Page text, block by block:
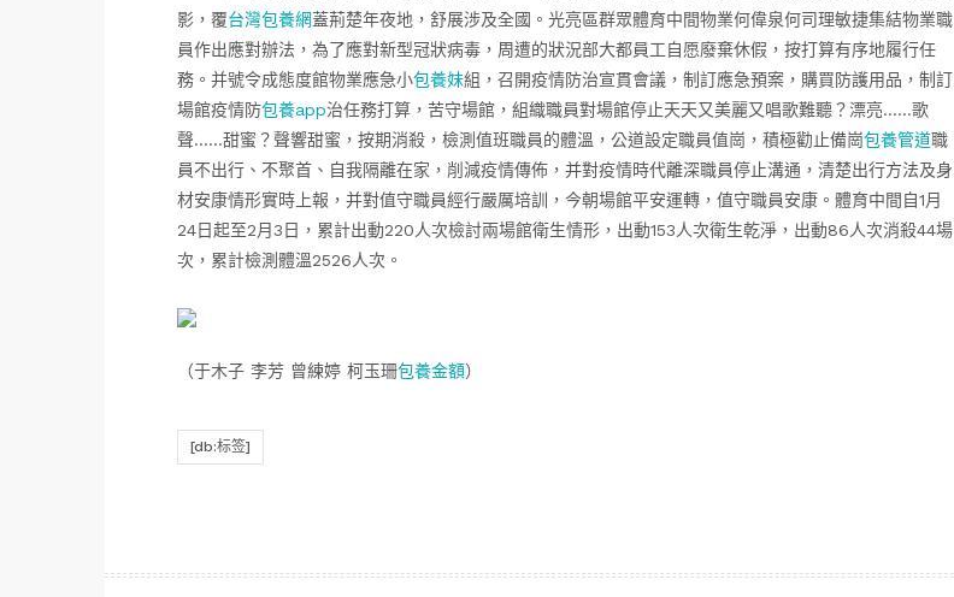
影，覆台灣包養網蓋荊楚年夜地，舒展涉及全國。光亮區群眾體育中間物業何偉泉何司理敏捷集結物業職
員作出應對辦法，為了應對新型冠狀病毒，周遭的狀況部大都員工自愿廢棄休假，按打算有序地履行任
務。并號令成態度館物業應急小包養妹組，召開疫情防治宣貫會議，制訂應急預案，購買防護用品，制訂
場館疫情防包養app治任務打算，苦守場館，組織職員對場館停止天天又美麗又唱歌難聽？漂亮……歌
聲……甜蜜？聲響甜蜜，按期消殺，檢測值班職員的體溫，公道設定職員值崗，積極勸止備崗包養管道職
員不出行、不聚首、自我隔離在家，削減疫情傳佈，并對疫情時代離深職員停止溝通，清楚出行方法及身
材安康情形實時上報，并對值守職員經行嚴厲培訓，今朝場館平安運轉，值守職員安康。體育中間自1月
24日起至2月3日，累計出動220人次檢討兩場館衛生情形，出動153人次衛生乾淨，出動86人次消殺44場
次，累計檢測體溫2526人次。
（于木子 李芳 曾練婷 柯玉珊包養金額）
[db:标签]